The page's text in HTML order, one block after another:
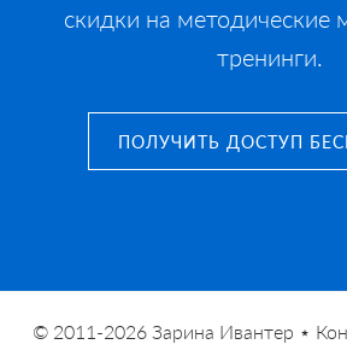
скидки на методические
тренинги.
ПОЛУЧИТЬ ДОСТУП
© 2011-2026Зарина Ивантер ⋆